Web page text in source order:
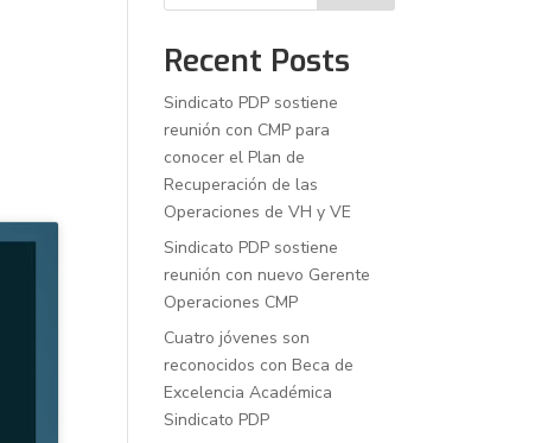
Recent Posts
Sindicato PDP sostiene
reunión con CMP para
conocer el Plan de
Recuperación de las
Operaciones de VH y VE
Sindicato PDP sostiene
reunión con nuevo Gerente
Operaciones CMP
Cuatro jóvenes son
reconocidos con Beca de
Excelencia Académica
Sindicato PDP